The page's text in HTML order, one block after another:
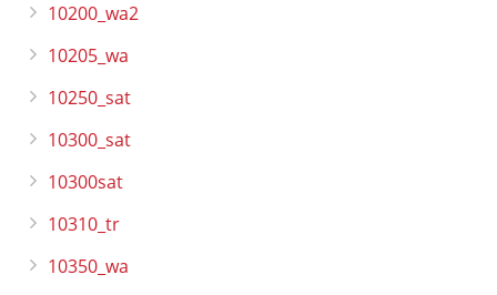
10200_wa2
10205_wa
10250_sat
10300_sat
10300sat
10310_tr
10350_wa